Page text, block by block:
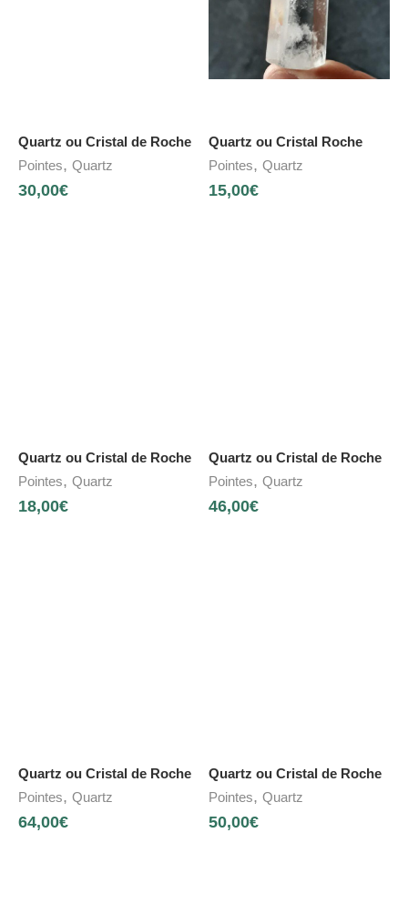
Quartz ou Cristal de Roche
Pointes, Quartz
30,00€
Quartz ou Cristal Roche
Pointes, Quartz
15,00€
Quartz ou Cristal de Roche
Pointes, Quartz
18,00€
Quartz ou Cristal de Roche
Pointes, Quartz
46,00€
Quartz ou Cristal de Roche
Pointes, Quartz
64,00€
Quartz ou Cristal de Roche
Pointes, Quartz
50,00€